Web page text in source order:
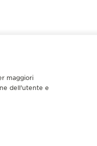
maggiori
dell'utente e